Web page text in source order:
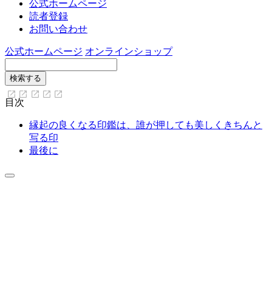
公式ホームページ
読者登録
お問い合わせ
公式ホームページ オンラインショップ
目次
縁起の良くなる印鑑は、誰が押しても美しくきちんと
写る印
最後に